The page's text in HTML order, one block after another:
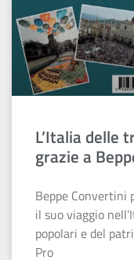
L’Italia delle
grazie a
Beppe Convertini
il suo viaggio
popolari e del
Pro